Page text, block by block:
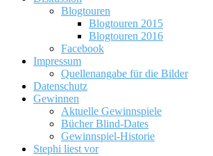
Blogtouren
Blogtouren 2015
Blogtouren 2016
Facebook
Impressum
Quellenangabe für die Bilder
Datenschutz
Gewinnen
Aktuelle Gewinnspiele
Bücher Blind-Dates
Gewinnspiel-Historie
Stephi liest vor